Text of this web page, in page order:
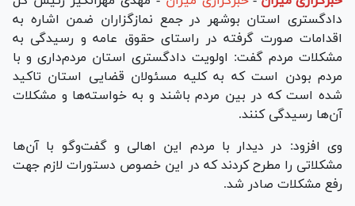
دادگستری استان بوشهر در جمع نمازگزاران ضمن اشاره به
اقدامات صورت گرفته در راستای حقوق عامه و رسیدگی به
مشکلات مردم گفت: اولویت دادگستری استان مردم‌داری و با
مردم بودن است که به کلیه مسئولان قضایی استان تاکید
شده است که در بین مردم باشند و به خواسته‌ها و مشکلات
آن‌ها رسیدگی کنند.
وی افزود: در دیدار با مردم این اهالی و گفت‌وگو با آن‌ها
مشکلاتی را مطرح کردند که در این خصوص دستورات لازم جهت
رفع مشکلات صادر شد.